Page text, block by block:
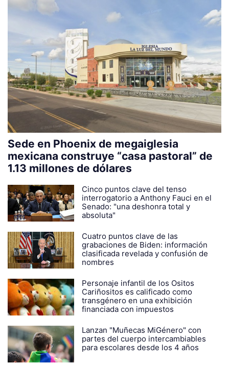
Sede en Phoenix de megaiglesia
mexicana construye “casa pastoral” de
1.13 millones de dólares
Cinco puntos clave del tenso
interrogatorio a Anthony Fauci en el
Senado: "una deshonra total y
absoluta"
Cuatro puntos clave de las
grabaciones de Biden: información
clasificada revelada y confusión de
nombres
Personaje infantil de los Ositos
Cariñositos es calificado como
transgénero en una exhibición
financiada con impuestos
Lanzan "Muñecas MiGénero" con
partes del cuerpo intercambiables
para escolares desde los 4 años